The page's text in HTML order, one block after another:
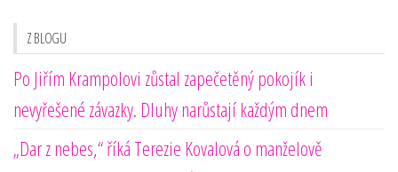
Z BLOGU
Po Jiřím Krampolovi zůstal zapečetěný pokojík i
nevyřešené závazky. Dluhy narůstají každým dnem
„Dar z nebes,“ říká Terezie Kovalová o manželově